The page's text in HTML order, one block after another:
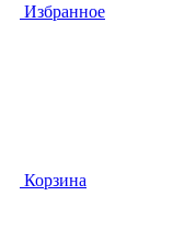
Избранное
Корзина